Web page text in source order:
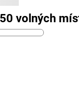
50 volných